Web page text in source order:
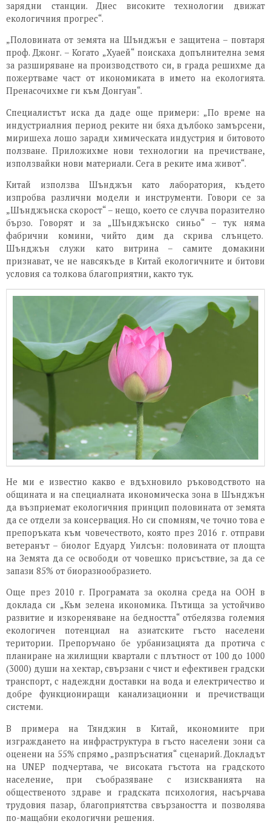
зарядни станции. Днес високите технологии движат
екологичния прогрес“.
„Половината от земята на Шънджън е защитена – повтаря
проф. Джонг. – Когато „Хуаей“ поискаха допълнителна земя
за разширяване на производството си, в града решихме да
пожертваме част от икономиката в името на екологията.
Пренасочихме ги към Донгуан“.
Специалистът иска да даде още примери: „По време на
индустриалния период реките ни бяха дълбоко замърсени,
миришеха лошо заради химическата индустрия и битовото
ползване. Приложихме нови технологии на пречистване,
използвайки нови материали. Сега в реките има живот“.
Китай използва Шънджън като лаборатория, където
изпробва различни модели и инструменти. Говори се за
„Шънджънска скорост“ – нещо, което се случва поразително
бързо. Говорят и за „Шънджънско синьо“ – тук няма
фабрични комини, чийто дим да скрива слънцето.
Шънджън служи като витрина – самите домакини
признават, че не навсякъде в Китай екологичните и битови
условия са толкова благоприятни, както тук.
Не ми е известно какво е вдъхновило ръководството на
общината и на специалната икономическа зона в Шънджън
да възприемат екологичния принцип половината от земята
да се отдели за консервация. Но си спомням, че точно това е
препоръката към човечеството, която през 2016 г. отправи
ветеранът – биолог Едуард Уилсън: половината от площта
на Земята да се освободи от човешко присъствие, за да се
запази 85% от биоразнообразието.
Още през 2010 г. Програмата за околна среда на ООН в
доклада си „Към зелена икономика. Пътища за устойчиво
развитие и изкореняване на бедността“ отбелязва големия
екологичен потенциал на азиатските гъсто населени
територии. Препоръчано бе урбанизацията да протича с
планиране на жилищни квартали с плътност от 100 до 1000
(3000) души на хектар, свързани с чист и ефективен градски
транспорт, с надеждни доставки на вода и електричество и
добре функциониращи канализационни и пречистващи
системи.
В примера на Тянджин в Китай, икономиите при
изграждането на инфраструктура в гъсто населени зони са
оценени на 55% спрямо „разпръснатия“ сценарий. Докладът
на UNEP подчертава, че високата гъстота на градското
население, при съобразяване с изискванията на
общественото здраве и градската психология, насърчава
трудовия пазар, благоприятства свързаността и позволява
по-мащабни екологични решения.